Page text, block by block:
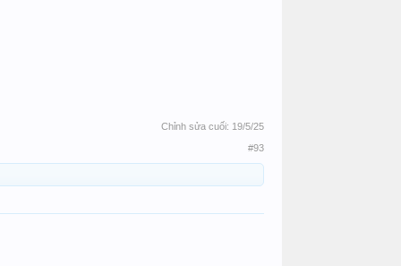
Chỉnh sửa cuối: 19/5/25
#93